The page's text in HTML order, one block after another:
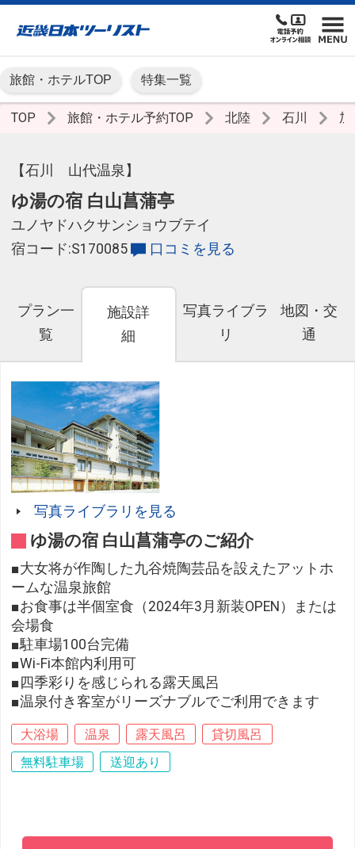
旅館・ホテルTOP 特集一覧
TOP 旅館・ホテル予約TOP 北陸 石川
【石川 山代温泉】
ゆ湯の宿 白山菖蒲亭
ユノヤドハクサンショウブテイ
宿コード:S170085
口コミを見る
プラン一
覧
施設詳
細
写真ライブラ
リ
地図・交
通
写真ライブラリを見る
ゆ湯の宿 白山菖蒲亭のご紹介
■大女将が作陶した九谷焼陶芸品を設えたアットホ
ームな温泉旅館
■お食事は半個室食（2024年3月新装OPEN）または
会場食
■駐車場100台完備
■Wi-Fi本館内利用可
■四季彩りを感じられる露天風呂
■温泉付き客室がリーズナブルでご利用できます
大浴場 温泉 露天風呂
貸切風呂
無料駐車場
送迎あり